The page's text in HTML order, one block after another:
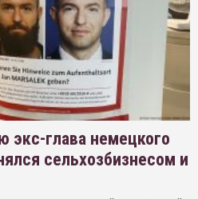
глава немецкого
сельхозбизнесом и